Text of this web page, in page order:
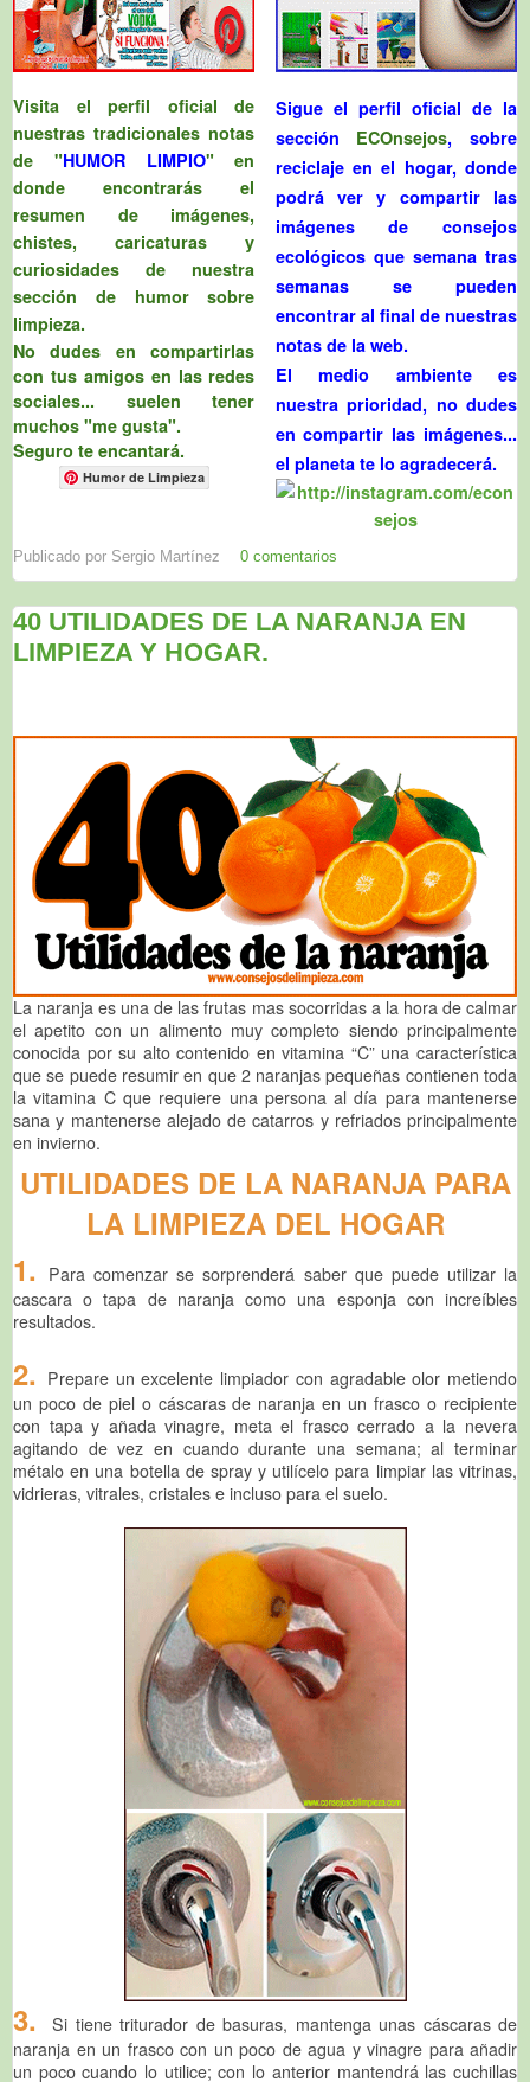
Visita el perfil oficial de
nuestras tradicionales notas
de "HUMOR LIMPIO" en
donde encontrarás el
resumen de imágenes,
chistes, caricaturas y
curiosidades de nuestra
sección de humor sobre
limpieza.
No dudes en compartirlas
con tus amigos en las redes
sociales... suelen tener
muchos "me gusta".
Seguro te encantará.
Humor de Limpieza
Sigue el perfil oficial de la
sección ECOnsejos, sobre
reciclaje en el hogar, donde
podrá ver y compartir las
imágenes de consejos
ecológicos que semana tras
semanas se pueden
encontrar al final de nuestras
notas de la web.
El medio ambiente es
nuestra prioridad, no dudes
en compartir las imágenes...
el planeta te lo agradecerá.
Publicado por Sergio Martínez 0 comentarios
40 UTILIDADES DE LA NARANJA EN
LIMPIEZA Y HOGAR.
La naranja es una de las frutas mas socorridas a la hora de calmar
el apetito con un alimento muy completo siendo principalmente
conocida por su alto contenido en vitamina “C” una característica
que se puede resumir en que 2 naranjas pequeñas contienen toda
la vitamina C que requiere una persona al día para mantenerse
sana y mantenerse alejado de catarros y refriados principalmente
en invierno.
UTILIDADES DE LA NARANJA PARA
LA LIMPIEZA DEL HOGAR
1. Para comenzar se sorprenderá saber que puede utilizar la
cascara o tapa de naranja como una esponja con increíbles
resultados.
2. Prepare un excelente limpiador con agradable olor metiendo
un poco de piel o cáscaras de naranja en un frasco o recipiente
con tapa y añada vinagre, meta el frasco cerrado a la nevera
agitando de vez en cuando durante una semana; al terminar
métalo en una botella de spray y utilícelo para limpiar las vitrinas,
vidrieras, vitrales, cristales e incluso para el suelo.
3.
Si tiene triturador de basuras, mantenga unas cáscaras de
naranja en un frasco con un poco de agua y vinagre para añadir
un poco cuando lo utilice; con lo anterior mantendrá las cuchillas